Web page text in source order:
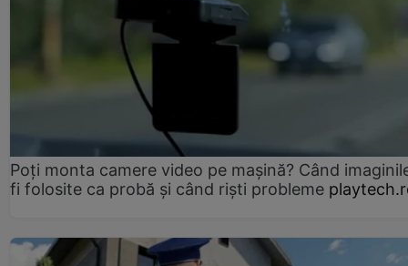
Poți monta camere video pe mașină? Când
fi folosite ca probă și când riști probleme